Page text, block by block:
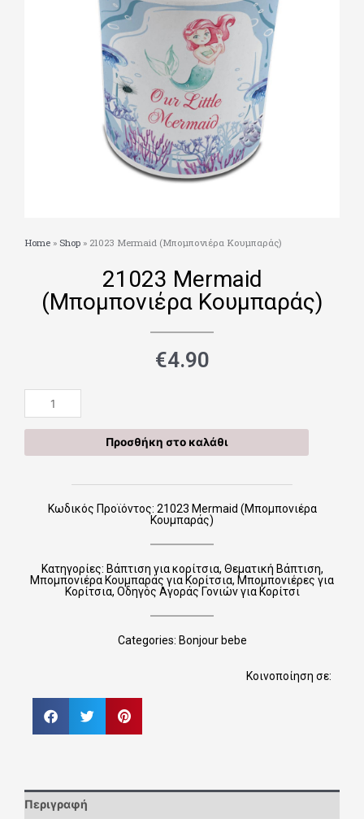
Home » Shop » 21023 Mermaid (Μπομπονιέρα Κουμπαράς)
21023 Mermaid
(Μπομπονιέρα Κουμπαράς)
€4.90
21023
Mermaid
(Μπομπονιέρα
Προσθήκη στο καλάθι
Κωδικός Προϊόντος: 21023 Mermaid (Μπομπονιέρα
Κουμπαράς)
Κατηγορίες: Βάπτιση για κορίτσια, Θεματική Βάπτιση,
Μπομπονιέρα Κουμπαράς για Κορίτσια, Μπομπονιέρες για
Κορίτσια, Οδηγός Αγοράς Γονιών για Κορίτσι
Categories: Bonjour bebe
Κοινοποίηση σε:
Περιγραφή